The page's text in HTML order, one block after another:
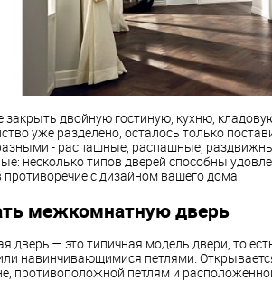
закрыть двойную гостиную, кухню,
уже разделено, осталось только
- распашные, распашные,
несколько типов дверей способны
противоречие с дизайном вашего дома.
межкомнатную дверь
дверь — это типичная модель двери, то
навинчивающимися петлями.
противоположной петлям и